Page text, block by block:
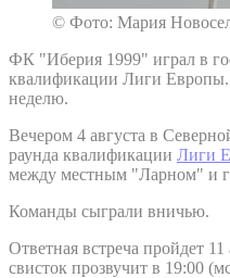
© Фото: Мария
ФК "Иберия 1999" играл в
квалификации Лиги Европы.
неделю.
Вечером 4 августа в
раунда квалификации Лиги
между местным "Ларном" и
Команды сыграли вничью.
Ответная встреча пройдет
свисток прозвучит в 19:00